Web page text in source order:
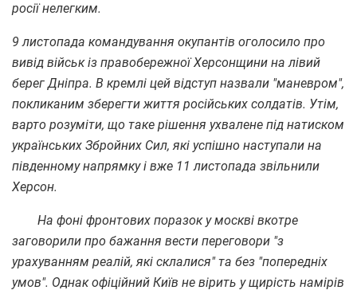
росії нелегким.
9 листопада командування окупантів оголосило про
вивід військ із правобережної Херсонщини на лівий
берег Дніпра. В кремлі цей відступ назвали "маневром",
покликаним зберегти життя російських солдатів. Утім,
варто розуміти, що таке рішення ухвалене під натиском
українських Збройних Сил, які успішно наступали на
південному напрямку і вже 11 листопада звільнили
Херсон.
На фоні фронтових поразок у москві вкотре
заговорили про бажання вести переговори "з
урахуванням реалій, які склалися" та без "попередніх
умов". Однак офіційний Київ не вірить у щирість намірів